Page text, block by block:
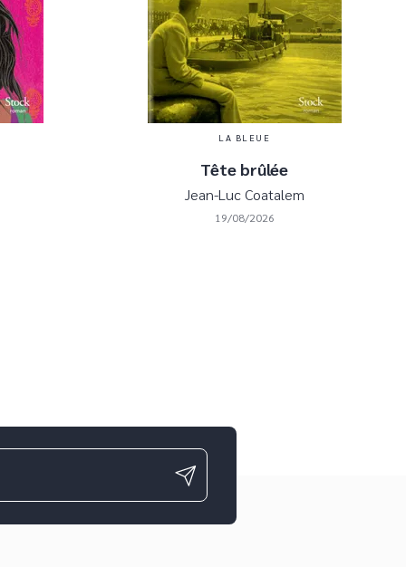
LA BLEUE
Tête brûlée
Jean-Luc Coatalem
19/08/2026